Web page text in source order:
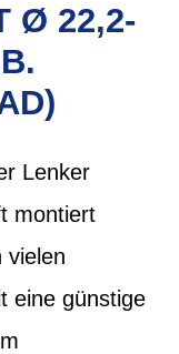
Ø 22,2-
Lenker
montiert
vielen
eine günstige